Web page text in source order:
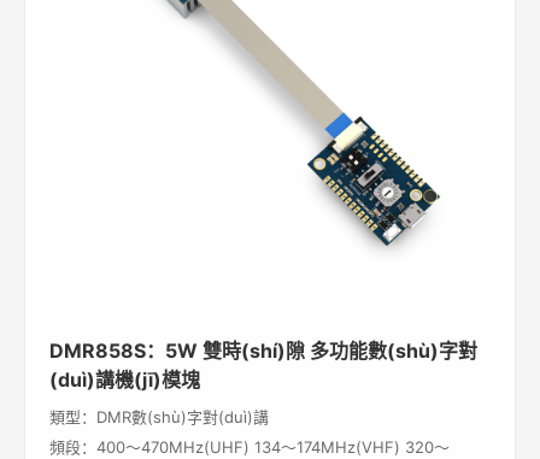
DMR858S：5W 雙時(shí)隙 多功能數(shù)字對
(duì)講機(jī)模塊
類型：DMR數(shù)字對(duì)講
頻段：400～470MHz(UHF) 134～174MHz(VHF) 320～